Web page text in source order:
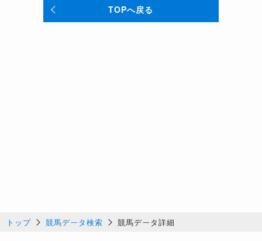
TOPへ戻る
トップ 競馬データ検索 競馬データ詳細